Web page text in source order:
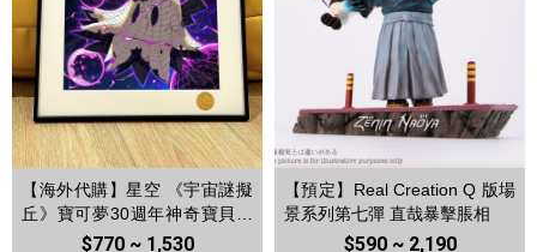
【海外代購】星空 《宇宙謎擬
丘》寶可夢30週年神奇寶貝耿
鬼皮卡丘Gengar動畫遊戲動畫
$770 ~ 1,530
【預定】Real Creation Q 版場
景系列第七彈 直哉暴擊脹相
$590 ~ 2,190